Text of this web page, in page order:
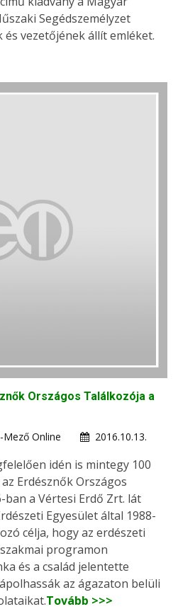
Segédszemélyzet
és vezetőjének állít emléket.
Országos Találkozója a
Mező Online
2016.10.13.
idén is mintegy 100
Erdésznők Országos
a Vértesi Erdő Zrt. lát
Egyesület által 1988-
célja, hogy az erdészeti
programon
és a család jelentette
az ágazaton belüli
Tovább >>>